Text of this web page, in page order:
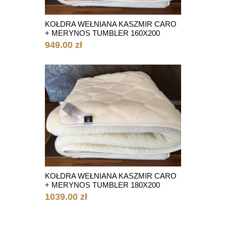
KOŁDRA WEŁNIANA KASZMIR CARO
+ MERYNOS TUMBLER 160X200
949.00 zł
KOŁDRA WEŁNIANA KASZMIR CARO
+ MERYNOS TUMBLER 180X200
1039.00 zł